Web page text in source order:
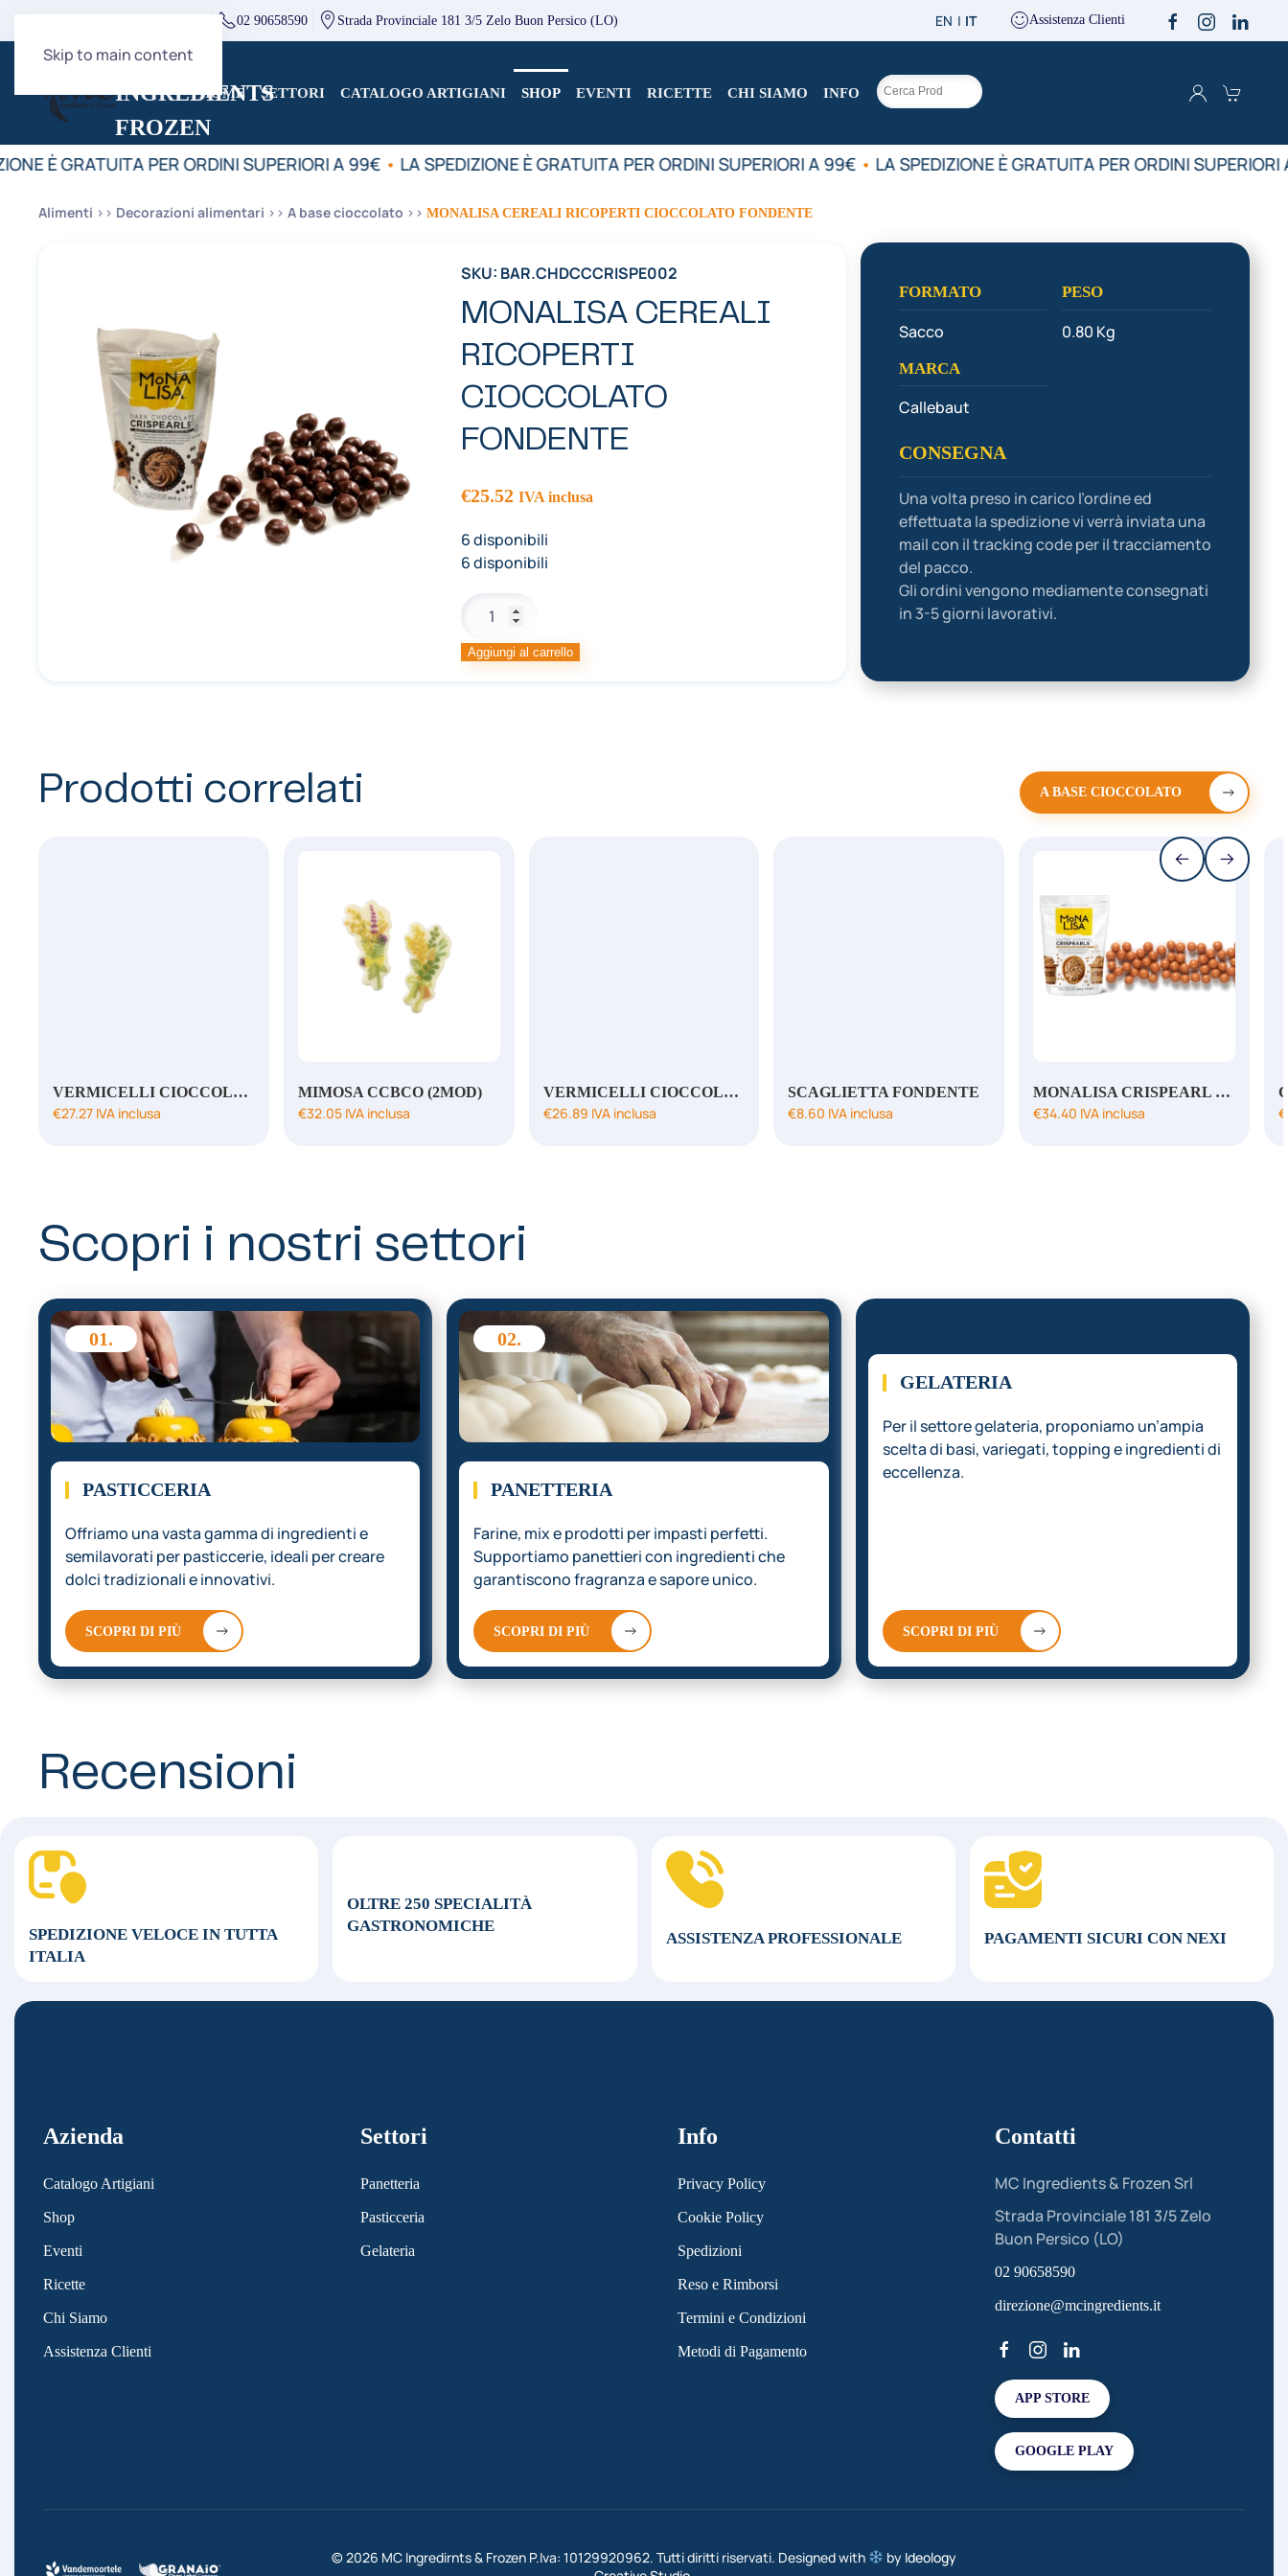
Skip to main content
02 90658590 Strada Provinciale 181 3/5 Zelo Buon Persico (LO) EN IT Assistenza Clienti
HOME SETTORI CATALOGO ARTIGIANI SHOP EVENTI RICETTE CHI SIAMO INFO
È GRATUITA PER ORDINI SUPERIORI A 99€• LA SPEDIZIONE È GRATUITA PER ORDINI SUPERIORI A 99€• LA SPEDIZIONE È GRATUITA PER ORDINI SUPERIORI
Alimenti Decorazioni alimentari A base cioccolato MONALISA CEREALI RICOPERTI CIOCCOLATO FONDENTE
SKU: BAR.CHDCCCRISPE002
MONALISA CEREALI
RICOPERTI
CIOCCOLATO
FONDENTE
€25.52 IVA inclusa
6 disponibili
6 disponibili
CEREALI
RICOPERTI
Aggiungi al carrello
FORMATO
Sacco
PESO
0.80 Kg
MARCA
Callebaut
CONSEGNA
Una volta preso in carico l’ordine ed
effettuata la spedizione vi verrà inviata una
mail con il tracking code per il tracciamento
del pacco.
Gli ordini vengono mediamente consegnati
in 3-5 giorni lavorativi.
Prodotti correlati A BASE CIOCCOLATO
VERMICELLI CIOCCOLATO LATTE
€27.27 IVA inclusa
MIMOSA CCBCO (2MOD)
€32.05IVA inclusa
VERMICELLI CIOCCOLATO FONDENTE
€26.89 IVA inclusa
SCAGLIETTA FONDENTE
€8.60 IVA inclusa
MONALISA CRISPEARL RICOPERTI CARAMEL SALATO
€34.40 IVA inclusa €
Scopri i nostri settori
01.
PASTICCERIA
Offriamo una vasta gamma di ingredienti e
semilavorati per pasticcerie, ideali per creare
dolci tradizionali e innovativi.
SCOPRI DI PIÙ
02.
PANETTERIA
Farine, mix e prodotti per impasti perfetti.
Supportiamo panettieri con ingredienti che
garantiscono fragranza e sapore unico.
SCOPRI DI PIÙ
GELATERIA
Per il settore gelateria, proponiamo un’ampia
scelta di basi, variegati, topping e ingredienti di
eccellenza.
SCOPRI DI PIÙ
Recensioni
SPEDIZIONE VELOCE IN TUTTA
ITALIA
OLTRE 250 SPECIALITÀ
GASTRONOMICHE
ASSISTENZAPROFESSIONALE PAGAMENTI SICURI CON NEXI
Azienda
Catalogo Artigiani
Shop
Eventi
Ricette
Chi Siamo
Assistenza Clienti
Settori
Panetteria
Pasticceria
Gelateria
Info
Privacy Policy
Cookie Policy
Spedizioni
Reso e Rimborsi
Termini e Condizioni
Metodi di Pagamento
Contatti
MC Ingredients & Frozen Srl
Strada Provinciale 181 3/5 Zelo
Buon Persico (LO)
02 90658590
direzione@mcingredients.it
APP STORE
GOOGLE PLAY
©2026 MC Ingredirnts & Frozen P.Iva: 10129920962. Tutti diritti riservati. Designed with by Ideology